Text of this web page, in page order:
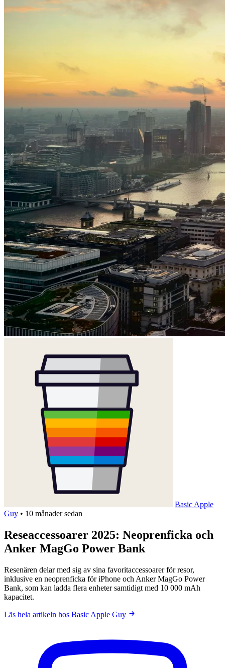
Basic Apple
Guy • 10 månader sedan
Reseaccessoarer 2025: Neoprenficka och
Anker MagGo Power Bank
Resenären delar med sig av sina favoritaccessoarer för resor,
inklusive en neoprenficka för iPhone och Anker MagGo Power
Bank, som kan ladda flera enheter samtidigt med 10 000 mAh
kapacitet.
Läs hela artikeln hos Basic Apple Guy